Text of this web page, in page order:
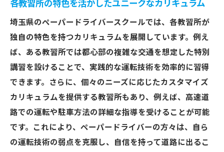
各教習所の特色を活かしたユニークなカリキュラム
埼玉県のペーパードライバースクールでは、各教習所が
独自の特色を持つカリキュラムを展開しています。例え
ば、ある教習所では都心部の複雑な交通を想定した特別
講習を設けることで、実践的な運転技術を効率的に習得
できます。さらに、個々のニーズに応じたカスタマイズ
カリキュラムを提供する教習所もあり、例えば、高速道
路での運転や駐車方法の詳細な指導を受けることが可能
です。これにより、ペーパードライバーの方々は、自ら
の運転技術の弱点を克服し、自信を持って道路に出るこ